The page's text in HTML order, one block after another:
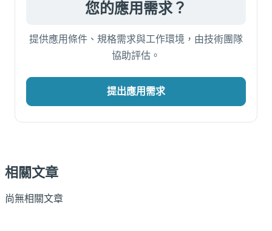
您的應用需求？
提供應用條件、規格需求與工作環境，由技術團隊
協助評估。
提出應用需求
相關文章
尚無相關文章